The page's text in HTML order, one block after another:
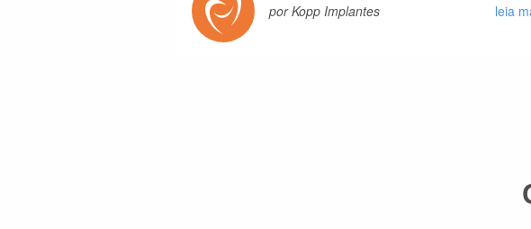
por Kopp Implantes leia